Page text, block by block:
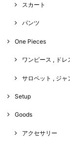
スカート
パンツ
One Pieces
ワンピース , ドレ
サロペット , ジャ
Setup
Goods
アクセサリー